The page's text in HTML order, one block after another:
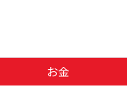
お金